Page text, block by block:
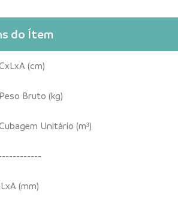
do Ítem
(cm)
Bruto (kg)
Unitário (m³)
(mm)